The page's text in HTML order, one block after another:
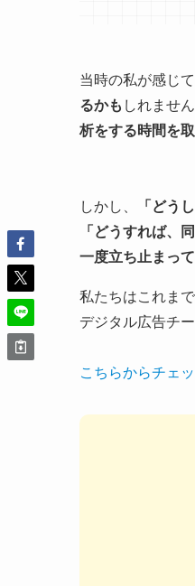
当時の私が感じ
るかも しれませ
析をする時間を
しかし、
「どう
「どうすれば、
一度立ち止まっ
私たちはこれま
デジタル広告チ
こちらからチェ